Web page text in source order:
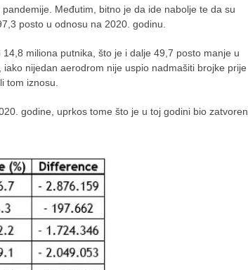
Međutim, bitno je da ide nabolje te da su
posto u odnosu na 2020. godinu.
miliona putnika, što je i dalje 49,7 posto manje u
nijedan aerodrom nije uspio nadmašiti brojke prije
tom iznosu.
godine, uprkos tome što je u toj godini bio zatvoren